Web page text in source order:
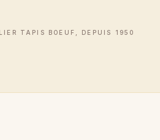
TAPIS BOEUF, DEPUIS 1950